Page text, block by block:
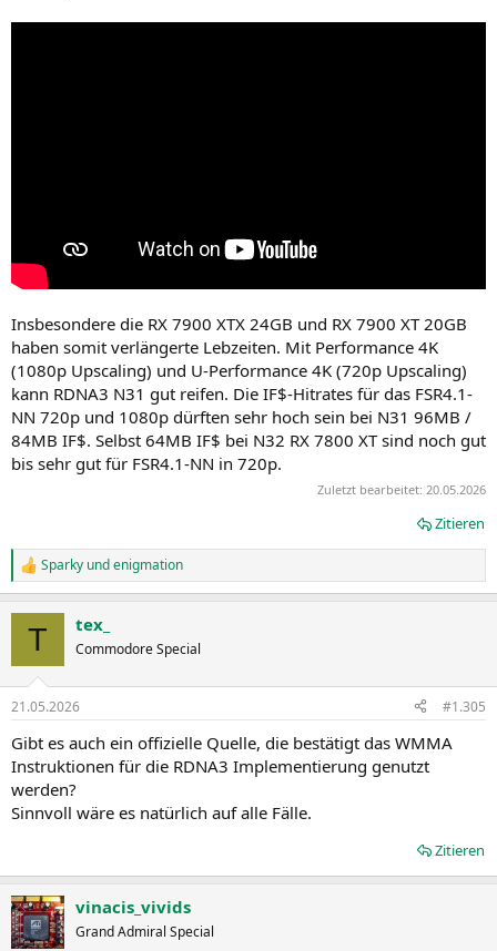
Insbesondere die RX 7900 XTX 24GB und RX 7900 XT 20GB
haben somit verlängerte Lebzeiten. Mit Performance 4K
(1080p Upscaling) und U-Performance 4K (720p Upscaling)
kann RDNA3 N31 gut reifen. Die IF$-Hitrates für das FSR4.1-
NN 720p und 1080p dürften sehr hoch sein bei N31 96MB /
84MB IF$. Selbst 64MB IF$ bei N32 RX 7800 XT sind noch gut
bis sehr gut für FSR4.1-NN in 720p.
Zuletzt bearbeitet: 20.05.2026
Zitieren
R
e
e
:
Sparky undenigmation
T tex_
Commodore Special
21.05.2026 #1.305
Gibt es auch ein offizielle Quelle, die bestätigt das WMMA
Instruktionen für die RDNA3 Implementierung genutzt
werden?
Sinnvoll wäre es natürlich auf alle Fälle.
Zitieren
vinacis_vivids
Grand Admiral Special